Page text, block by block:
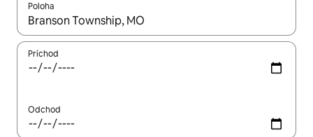
Poloha
Keď budú výsledky k dispozícii, môžete si ich prechádzať
Príchod
Odchod